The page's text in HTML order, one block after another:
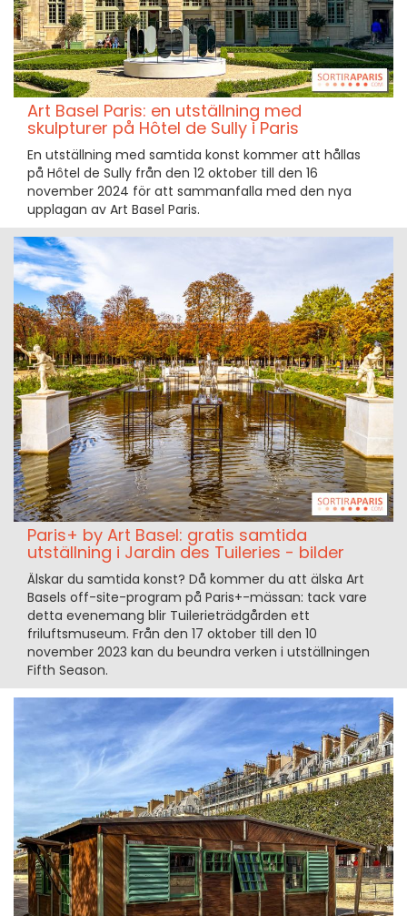
Art Basel Paris: en utställning med
skulpturer på Hôtel de Sully i Paris
En utställning med samtida konst kommer att hållas
på Hôtel de Sully från den 12 oktober till den 16
november 2024 för att sammanfalla med den nya
upplagan av Art Basel Paris.
Paris+ by Art Basel: gratis samtida
utställning i Jardin des Tuileries - bilder
Älskar du samtida konst? Då kommer du att älska Art
Basels off-site-program på Paris+-mässan: tack vare
detta evenemang blir Tuilerieträdgården ett
friluftsmuseum. Från den 17 oktober till den 10
november 2023 kan du beundra verken i utställningen
Fifth Season.